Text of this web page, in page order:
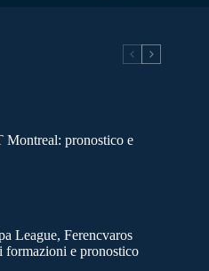
Montreal: pronostico e
League, Ferencvaros
e pronostico